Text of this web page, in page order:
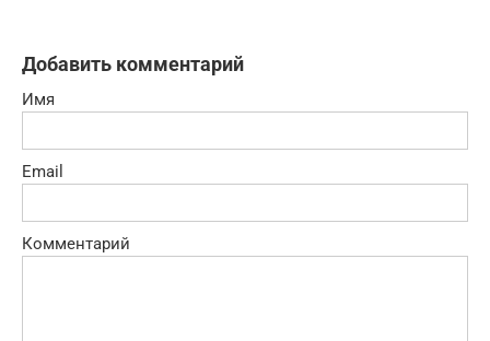
Добавить комментарий
Имя
Email
Комментарий